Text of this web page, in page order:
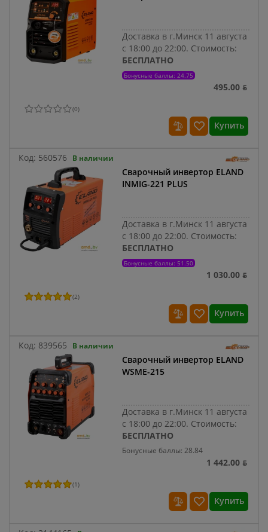
Доставка в г.Минск 11 августа
с 18:00 до 22:00. Стоимость:
БЕСПЛАТНО
Бонусные баллы: 24.75
495.00 ƃ
(0)
Купить
Код: 560576 В наличии
Сварочный инвертор ELAND
INMIG-221 PLUS
Доставка в г.Минск 11 августа
с 18:00 до 22:00. Стоимость:
БЕСПЛАТНО
Бонусные баллы: 51.50
1 030.00 ƃ
(2)
Купить
Код: 839565 В наличии
Сварочный инвертор ELAND
WSME-215
Доставка в г.Минск 11 августа
с 18:00 до 22:00. Стоимость:
БЕСПЛАТНО
Бонусные баллы: 28.84
1 442.00 ƃ
(1)
Купить